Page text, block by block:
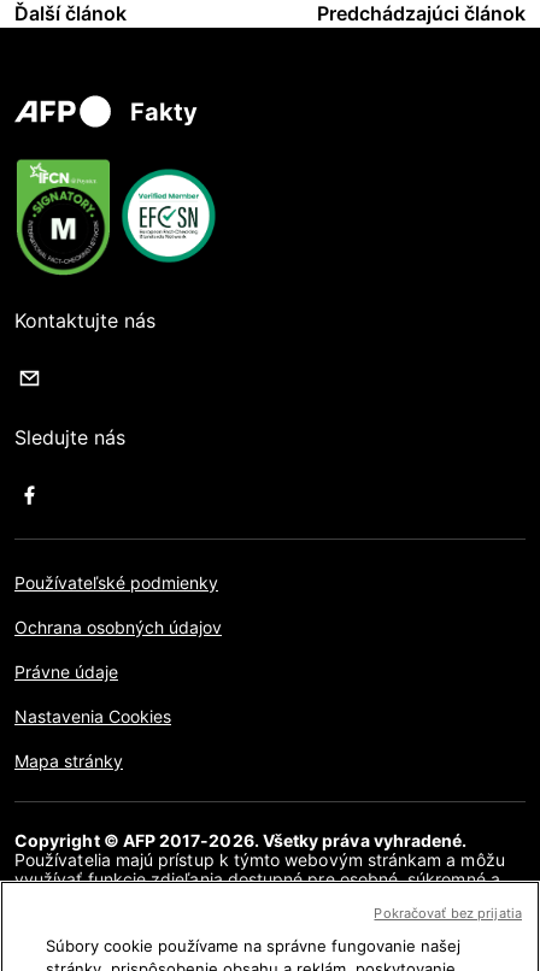
Ďalší článok Predchádzajúci článok
Fakty
Kontaktujte nás
Sledujte nás
Používateľské podmienky
Ochrana osobných údajov
Právne údaje
Nastavenia Cookies
Mapa stránky
Copyright © AFP 2017-2026. Všetky práva vyhradené.
Používatelia majú prístup k týmto webovým stránkam a môžu
využívať funkcie zdieľania dostupné pre osobné, súkromné a
reprodukcia, komunikácia pre verejnosť alebo distribúcia
obsahu tejto webovej stránky, či už v celku alebo čiastočne, na
akékoľvek iné účely a/alebo akýmkoľvek iným spôsobom, bez
Súbory cookie používame na správne fungovanie našej
Pokračovať bez prijatia